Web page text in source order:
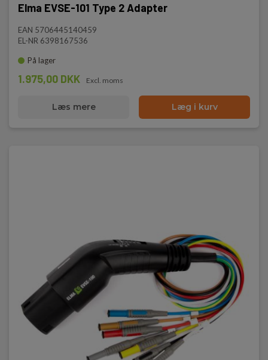
Elma EVSE-101 Type 2 Adapter
EAN 5706445140459
EL-NR 6398167536
På lager
1.975,00 DKK Excl. moms
Læs mere Læg i kurv